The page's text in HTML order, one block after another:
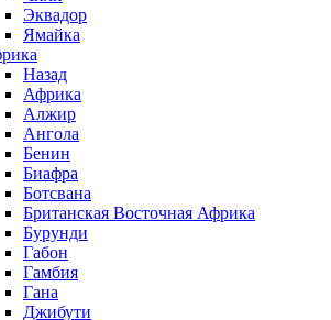
Эквадор
Ямайка
Назад
Африка
Алжир
Ангола
Бенин
Биафра
Ботсвана
Британская Восточная Африка
Бурунди
Габон
Гамбия
Гана
Джибути